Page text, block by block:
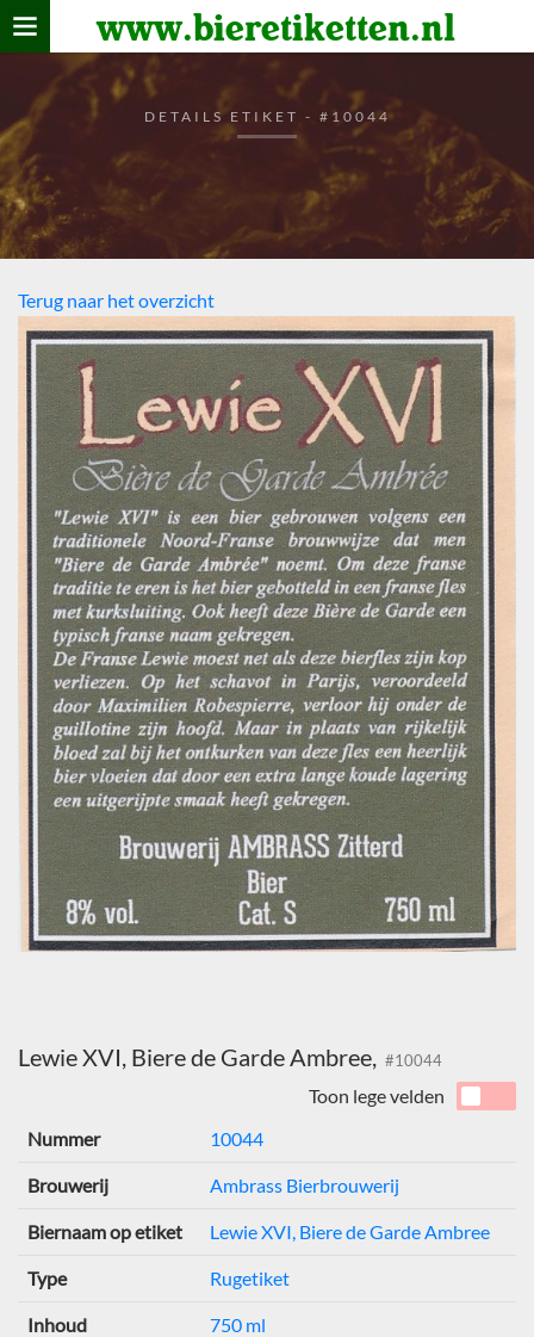
www.bieretiketten.nl
Home
verzamelen
De bierkaart
Bezoekers
DETAILS ETIKET - #10044
Terug naar het overzicht
Lewie XVI, Biere de Garde Ambree, #10044
Toon lege velden
Nummer
10044
Brouwerij Ambrass Bierbrouwerij
Biernaam op etiket Lewie XVI, Biere de Garde Ambree
Type Rugetiket
Inhoud 750 ml